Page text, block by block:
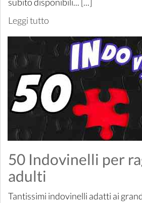
Leggi tutto
50 Indovinelli per
adulti
Tantissimi indovinelli adatti ai